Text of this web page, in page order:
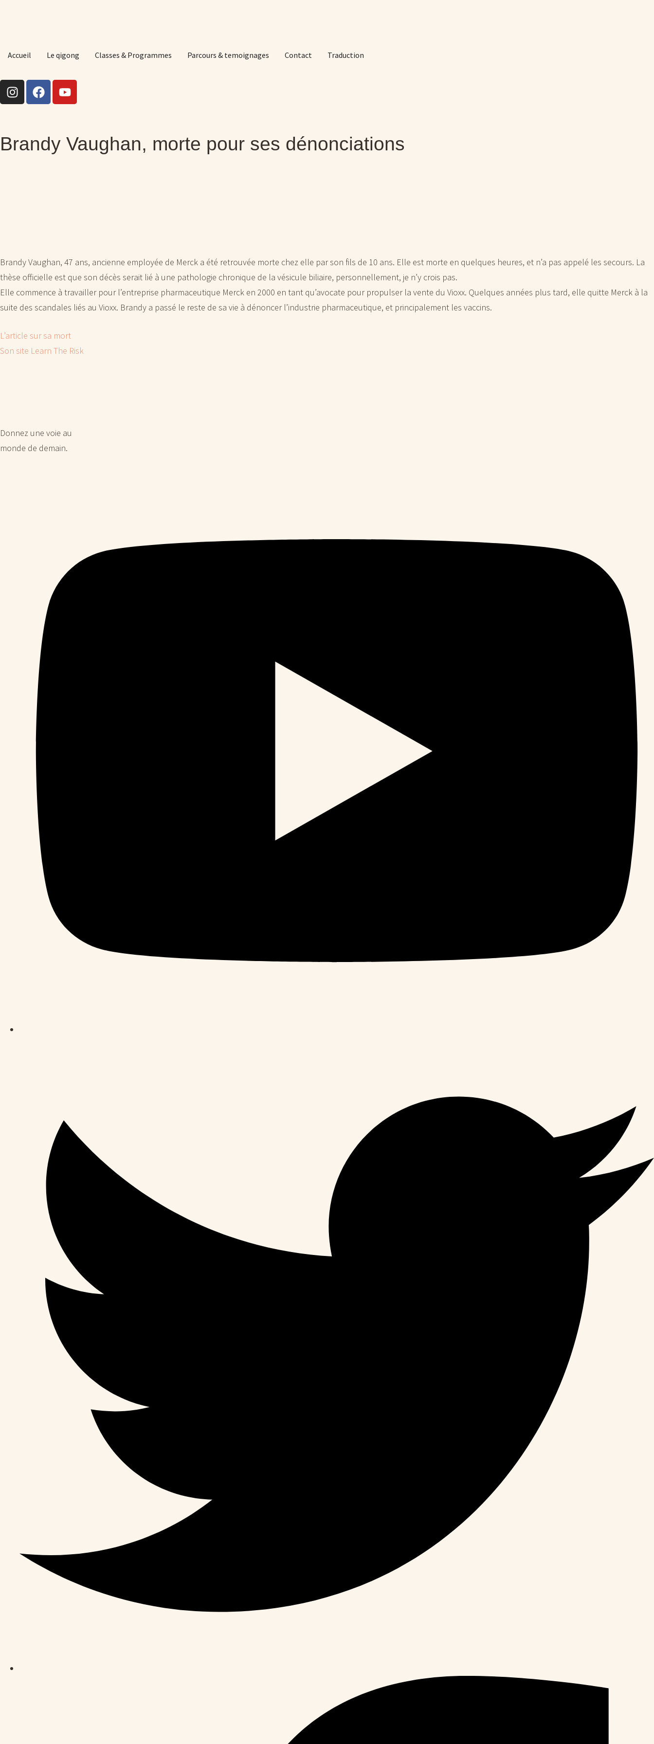
Accueil Le qigong Classes & Programmes Parcours & temoignages Contact Traduction
Brandy Vaughan, morte pour ses dénonciations
Brandy Vaughan, 47 ans, ancienne employée de Merck a été retrouvée morte chez elle par son fils de 10 ans. Elle est morte en quelques heures, et n’a pas appelé les secours. La
thèse officielle est que son décès serait lié à une pathologie chronique de la vésicule biliaire, personnellement, je n’y crois pas.
Elle commence à travailler pour l’entreprise pharmaceutique Merck en 2000 en tant qu’avocate pour propulser la vente du Vioxx. Quelques années plus tard, elle quitte Merck à la
suite des scandales liés au Vioxx. Brandy a passé le reste de sa vie à dénoncer l’industrie pharmaceutique, et principalement les vaccins.
L’article sur sa mort
Son site Learn The Risk
Donnez une voie au
monde de demain.